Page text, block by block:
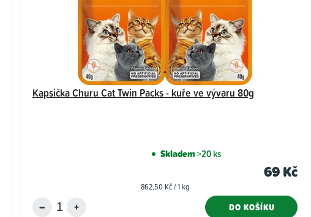
Kapsička Churu Cat Twin Packs - kuře ve vývaru 80g
Skladem>20 ks
69 Kč
Měrná
862,50 Kč / 1 kg
DO KOŠÍKU